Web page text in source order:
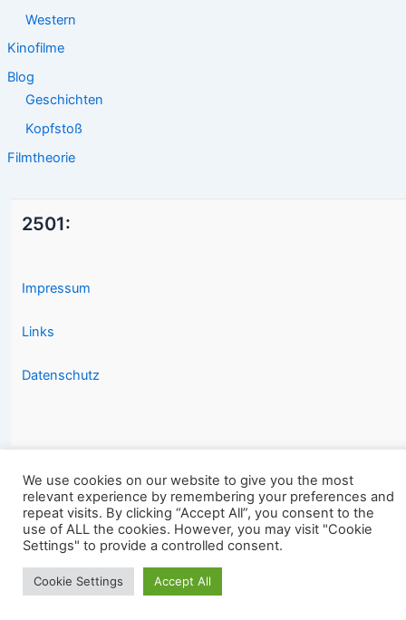
Western
Kinofilme
Blog
Geschichten
Kopfstoß
Filmtheorie
2501:
Impressum
Links
Datenschutz
Copyright © 2026 2501.eu Gute Filme |
We use cookies on our website to give you the most
relevant experience by remembering your preferences and
repeat visits. By clicking “Accept All”, you consent to the
use of ALL the cookies. However, you may visit "Cookie
Settings" to provide a controlled consent.
Cookie Settings Accept All